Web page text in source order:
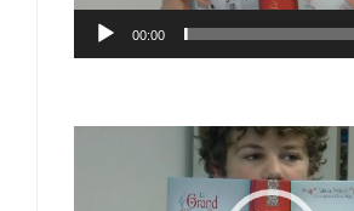
00:00